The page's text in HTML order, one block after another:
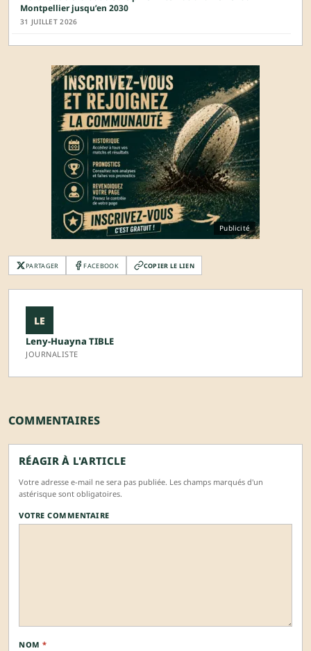
Montpellier jusqu’en 2030
31 JUILLET 2026
Publicité
PARTAGER FACEBOOK COPIER LE LIEN
LE
Leny-Huayna TIBLE
JOURNALISTE
COMMENTAIRES
RÉAGIR À L'ARTICLE
Votre adresse e-mail ne sera pas publiée. Les champs marqués d'un
astérisque sont obligatoires.
VOTRE COMMENTAIRE
NOM *